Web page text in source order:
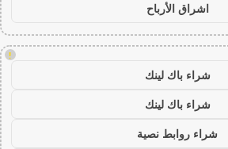
اشراق الأرباح
!
شراء باك لينك
شراء باك لينك
شراء روابط نصية